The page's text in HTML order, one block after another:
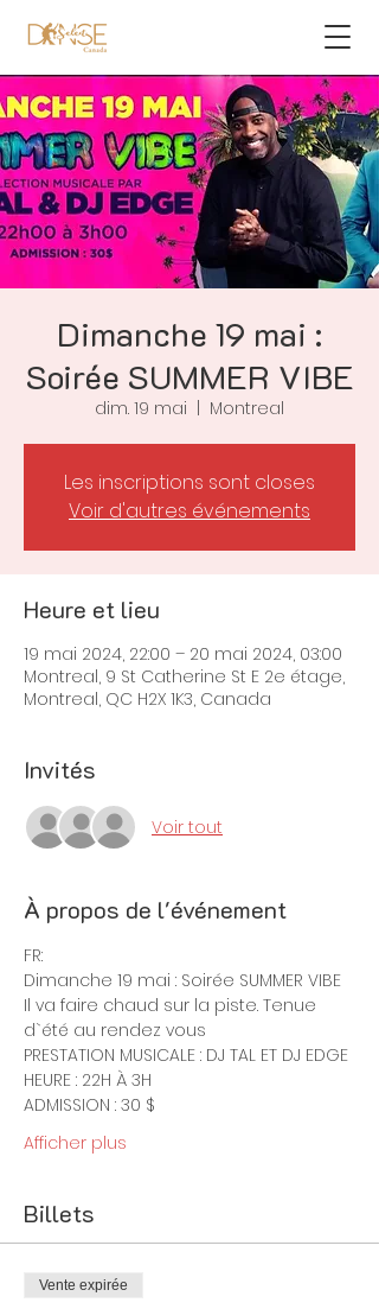
Dimanche 19 mai :
Soirée SUMMER VIBE
dim. 19 mai Montreal
Les inscriptions sont closes
Voir d'autres événements
Heure et lieu
19 mai 2024, 22:00 – 20 mai 2024, 03:00
Montreal, 9 St Catherine St E 2e étage,
Montreal, QC H2X 1K3, Canada
Invités
Voir tout
À propos de l'événement
FR:
Dimanche 19 mai : Soirée SUMMER VIBE
Il va faire chaud sur la piste. Tenue
d`été au rendez vous
PRESTATION MUSICALE : DJ TAL ET DJ EDGE
HEURE : 22H À 3H
ADMISSION : 30 $
Afficher plus
Billets
Vente expirée